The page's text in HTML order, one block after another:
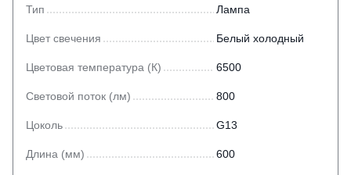
Тип Лампа
Цвет свечения Белый холодный
Цветовая температура (К) 6500
Световой поток (лм) 800
Цоколь G13
Длина (мм) 600